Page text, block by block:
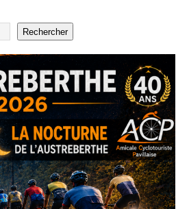
40
Rechercher